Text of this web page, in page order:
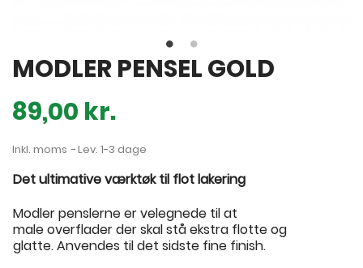
MODLER PENSEL GOLD
89,00 kr.
Inkl. moms Lev. 1-3 dage
Det ultimative værktøk til flot lakering
Modler penslerne er velegnede til at
male overflader der skal stå ekstra flotte og
glatte. Anvendes til det sidste fine finish.